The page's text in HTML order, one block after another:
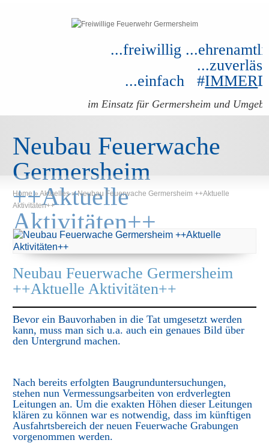
...freiwillig
...einfach #IMMER
im Einsatz für Germersheim und
Neubau Feuerwache
Germersheim
++Aktuelle
Aktivitäten++
Home » Aktuelles » Neubau Feuerwache Germersheim ++Aktuelle
Aktivitäten++
Neubau Feuerwache Germersheim
++Aktuelle Aktivitäten++
Bevor ein Bauvorhaben in die Tat umgesetzt werden
kann, muss man sich u.a. auch ein genaues Bild über
den Untergrund machen.
Nach bereits erfolgten Baugrunduntersuchungen,
stehen nun Vermessungsarbeiten von erdverlegten
Leitungen an. Um die exakten Höhen dieser Leitungen
klären zu können war es notwendig, dass im künftigen
Ausfahrtsbereich der neuen Feuerwache Grabungen
vorgenommen werden.